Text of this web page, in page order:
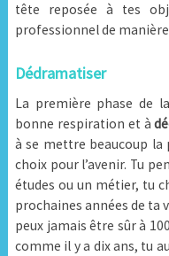
tête reposée à tes
professionnel de
Dédramatiser
La première phase de
bonne respiration et à
à se mettre beaucoup la
choix pour l’avenir. Tu
études ou un métier, tu
prochaines années de ta
peux jamais être sûr à
comme il y a dix ans, tu